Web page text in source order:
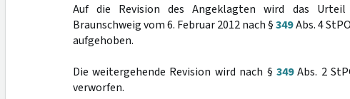
Auf die Revision des Angeklagten wird das Urteil
Braunschweig vom 6. Februar 2012 nach §349Abs. 4
aufgehoben.
Die weitergehende Revision wird nach § 349Abs. 2
verworfen.